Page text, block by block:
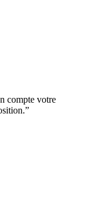
compte votre
”